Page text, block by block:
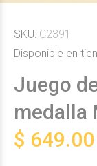
SKU: C2391
Disponible en
Juego
medalla
$ 649.00